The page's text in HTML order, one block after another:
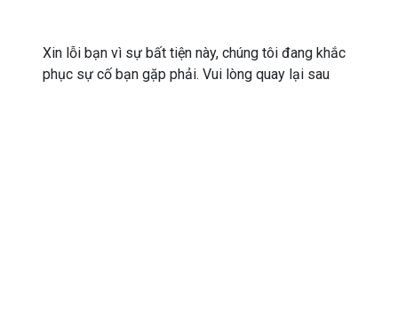
Xin lỗi bạn vì sự bất tiện này, chúng tôi đang khắc
phục sự cố bạn gặp phải. Vui lòng quay lại sau